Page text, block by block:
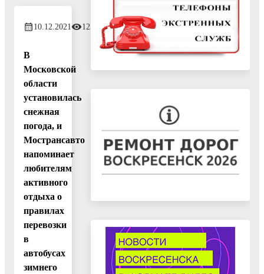
10.12.2021 1238
В
Московской
области
установилась
снежная
погода, и
Мострансавто
напоминает
любителям
активного
отдыха о
правилах
перевозки
в
автобусах
зимнего